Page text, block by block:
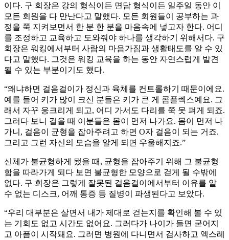
이다. 구 회장은 강의 형식이든 면담 형식이든 일주일 동안 이
모든 회원을 다 만난다고 말했다. 모든 회원들이 공부하는 과
정을 쭉 지켜보면서 한 분 한 분을 마음속에 넣고자 한다. 어디
를 조정하고 교육하고 도와줘야 하나를 생각하기 위해서다. 구
회장은 워킹에서부터 사람의 마음가짐과 생활태도를 알 수 있
다고 말했다. 그것은 워킹 교육을 하는 동안 자연스럽게 발견
될 수 있는 부분이기도 했다.
“왜냐하면 걸음걸이가 정신과 육체를 컨트롤하기 때문이에요.
예를 들어 키가 많이 크신 분들은 키가 큰 게 콤플렉스예요. 그
래서 자꾸 웅크리게 되고, 어디 가서도 다리를 쭉 못 펴게 되죠.
그러다 보니 걸을 때 이분들은 몸이 먼저 나가요. 몸이 먼저 나
가니, 걸음이 균형을 잡아주려고 하면 O자 걸음이 되는 거죠.
그리고 그런 자신의 모습을 알게 되면 우울해지죠.”
신체가 불균형하게 됐을 때, 균형을 잡아주기 위해 그 불균형
함을 따라가게 되다 보면 불균형한 모양으로 걷게 될 수밖에
없다. 구 회장은 그렇게 잘못된 걸음걸이에서부터 이유를 알
수 없는 디스크, 어깨 통증 등 질병이 파생된다고 보았다.
“우리 대부분은 살면서 내가 제대로 걷는지를 확인해 볼 수 있
는 기회도 없고 시간도 없어요. 그러다가 나이가 들면 굳어지
고 아픔이 시작돼요. 그러면 병원에 다니면서 검사하고 엑스레